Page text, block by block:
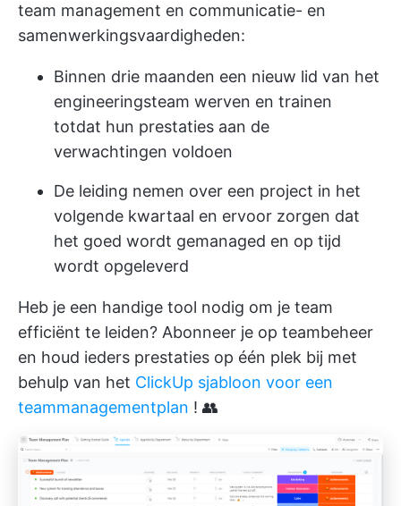
team management en communicatie- en
samenwerkingsvaardigheden:
Binnen drie maanden een nieuw lid van het
engineeringsteam werven en trainen
totdat hun prestaties aan de
verwachtingen voldoen
De leiding nemen over een project in het
volgende kwartaal en ervoor zorgen dat
het goed wordt gemanaged en op tijd
wordt opgeleverd
Heb je een handige tool nodig om je team
efficiënt te leiden? Abonneer je op teambeheer
en houd ieders prestaties op één plek bij met
behulp van het ClickUp sjabloon voor een
teammanagementplan ! 👥